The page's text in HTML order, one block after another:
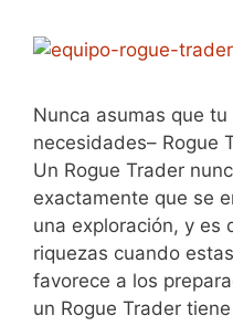
Nunca asumas que
necesidades– Rogue
Un Rogue Trader
exactamente que se
una exploración, y es
riquezas cuando
favorece a los
un Rogue Trader